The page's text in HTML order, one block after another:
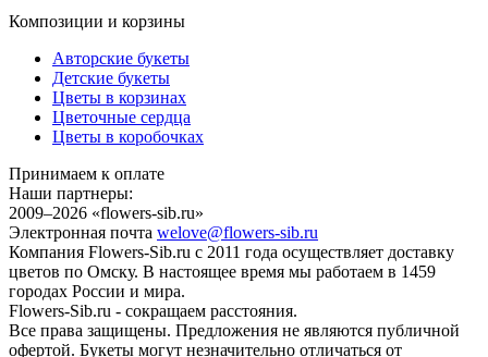
Композиции и корзины
Авторские букеты
Детские букеты
Цветы в корзинах
Цветочные сердца
Цветы в коробочках
Принимаем к оплате
Наши партнеры:
2009–2026 «flowers-sib.ru»
Электронная почта welove@flowers-sib.ru
Компания Flowers-Sib.ru с 2011 года осуществляет доставку
цветов по Омску. В настоящее время мы работаем в 1459
городах России и мира.
Flowers-Sib.ru - сокращаем расстояния.
Все права защищены. Предложения не являются публичной
офертой. Букеты могут незначительно отличаться от